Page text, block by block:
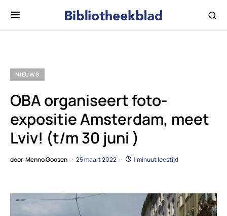
NIEUWS
OBA organiseert foto-
expositie Amsterdam, meet
Lviv! (t/m 30 juni )
door Menno Goosen 25 maart 2022 1 minuut leestijd